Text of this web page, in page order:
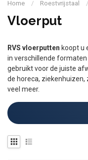
Home / Roestvrijstaal /
Vloerput
RVS vloerputten koopt u
in verschillende
gebruikt voor de juiste
de horeca,
veel meer.